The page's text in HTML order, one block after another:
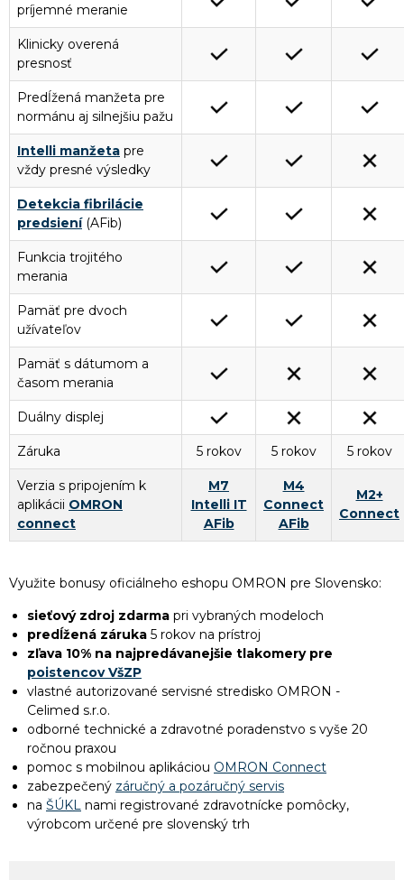
príjemné meranie
Klinicky overená
presnosť
Predĺžená manžeta pre
normánu aj silnejšiu pažu
Intelli manžeta pre
vždy presné výsledky
Detekcia fibrilácie
predsiení(AFib)
Funkcia trojitého
merania
Pamäť pre dvoch
užívateľov
Pamäť s dátumom a
časom merania
Duálny displej
Záruka 5 rokov 5 rokov 5 rokov
Verzia s pripojením k
aplikácii OMRON
connect
M7
Intelli IT
AFib
M4
Connect
AFib
M2+
Connect
Využite bonusy oficiálneho eshopu OMRON pre Slovensko:
sieťový zdroj zdarma pri vybraných modeloch
predĺžená záruka 5 rokov na prístroj
zľava 10% na najpredávanejšie tlakomery pre
poistencov VšZP
vlastné autorizované servisné stredisko OMRON -
Celimed s.r.o.
odborné technické a zdravotné poradenstvo s vyše 20
ročnou praxou
pomoc s mobilnou aplikáciou OMRON Connect
zabezpečený záručný a pozáručný servis
na ŠÚKL nami registrované zdravotnícke pomôcky,
výrobcom určené pre slovenský trh